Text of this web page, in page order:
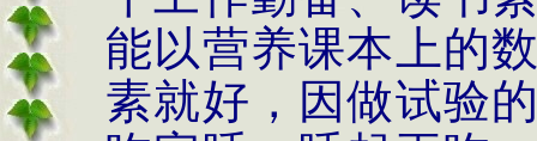
能以营养课本上的
素就好，因做试验